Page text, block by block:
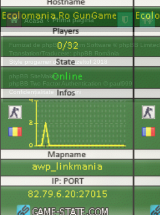
Acasă Prima pagină
Furnizat de phpBB® Forum Software © phpBB Limited
Translation/Traducere: phpBB România
Style progamer de ©Mazeltof 2018
phpBB SiteMaker
phpBB Two Factor Authentication © paul999
Confidențialitate |Termeni